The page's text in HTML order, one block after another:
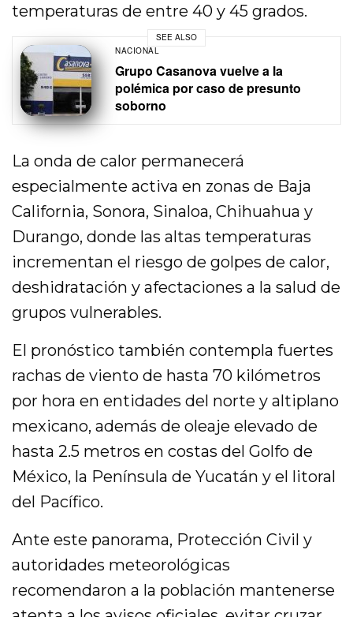
temperaturas de entre 40 y 45 grados.
SEE ALSO
NACIONAL
Grupo Casanova vuelve a la
polémica por caso de presunto
soborno
La onda de calor permanecerá
especialmente activa en zonas de Baja
California, Sonora, Sinaloa, Chihuahua y
Durango, donde las altas temperaturas
incrementan el riesgo de golpes de calor,
deshidratación y afectaciones a la salud de
grupos vulnerables.
El pronóstico también contempla fuertes
rachas de viento de hasta 70 kilómetros
por hora en entidades del norte y altiplano
mexicano, además de oleaje elevado de
hasta 2.5 metros en costas del Golfo de
México, la Península de Yucatán y el litoral
del Pacífico.
Ante este panorama, Protección Civil y
autoridades meteorológicas
recomendaron a la población mantenerse